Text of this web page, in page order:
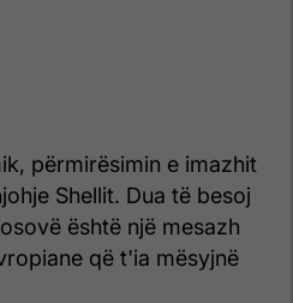
përmirësimin e imazhit
Shellit. Dua të besoj
është një mesazh
që t'ia mësyjnë